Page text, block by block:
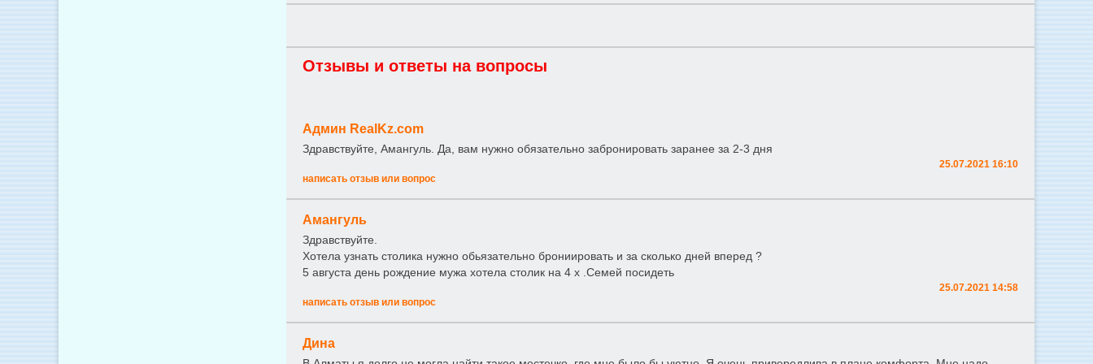
Отзывы и ответы на вопросы
Админ RealKz.com
Здравствуйте, Амангуль. Да, вам нужно обязательно забронировать заранее за 2-3 дня
25.07.2021 16:10
написать отзыв или вопрос
Амангуль
Здравствуйте.
Хотела узнать столика нужно обьязательно брониировать и за сколько дней вперед ?
5 августа день рождение мужа хотела столик на 4 х .Семей посидеть
25.07.2021 14:58
написать отзыв или вопрос
Дина